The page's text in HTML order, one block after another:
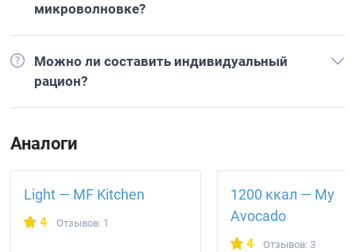
микроволновке?
Можно ли составить индивидуальный
рацион?
Аналоги
Light — MF Kitchen
4 Отзывов: 1
1200 ккал — My
Avocado
4 Отзывов: 3